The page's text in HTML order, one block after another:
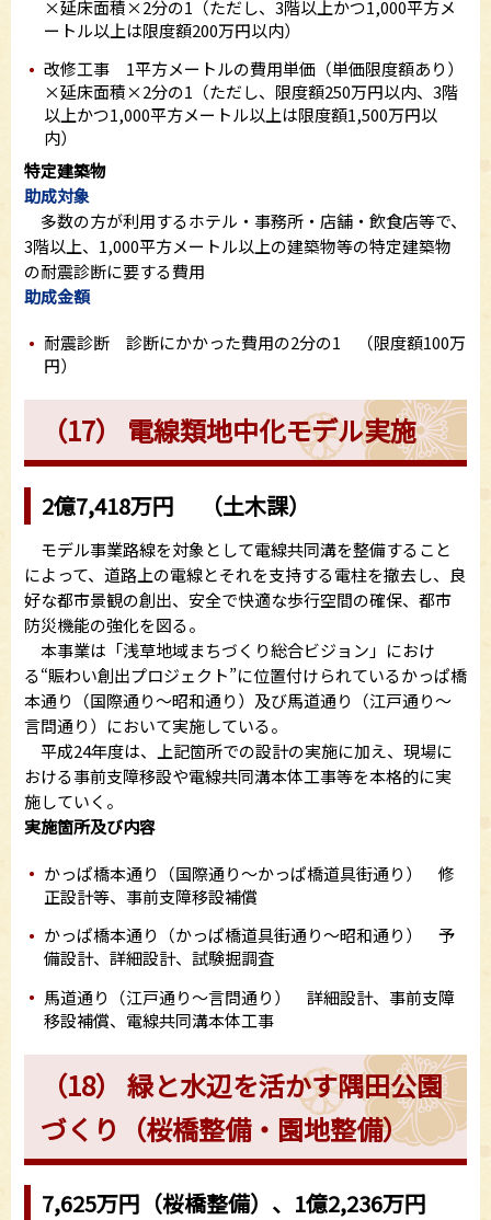
×延床面積×2分の1（ただし、3階以上かつ1,000平方メ
ートル以上は限度額200万円以内）
改修工事 1平方メートルの費用単価（単価限度額あり）
×延床面積×2分の1（ただし、限度額250万円以内、3階
以上かつ1,000平方メートル以上は限度額1,500万円以
内）
特定建築物
助成対象
多数の方が利用するホテル・事務所・店舗・飲食店等で、
3階以上、1,000平方メートル以上の建築物等の特定建築物
の耐震診断に要する費用
助成金額
耐震診断 診断にかかった費用の2分の1 （限度額100万
円）
（17） 電線類地中化モデル実施
2億7,418万円 （土木課）
モデル事業路線を対象として電線共同溝を整備すること
によって、道路上の電線とそれを支持する電柱を撤去し、良
好な都市景観の創出、安全で快適な歩行空間の確保、都市
防災機能の強化を図る。
本事業は「浅草地域まちづくり総合ビジョン」におけ
る“賑わい創出プロジェクト”に位置付けられているかっぱ橋
本通り（国際通り～昭和通り）及び馬道通り（江戸通り～
言問通り）において実施している。
平成24年度は、上記箇所での設計の実施に加え、現場に
おける事前支障移設や電線共同溝本体工事等を本格的に実
施していく。
実施箇所及び内容
かっぱ橋本通り（国際通り～かっぱ橋道具街通り） 修
正設計等、事前支障移設補償
かっぱ橋本通り（かっぱ橋道具街通り～昭和通り） 予
備設計、詳細設計、試験掘調査
馬道通り（江戸通り～言問通り） 詳細設計、事前支障
移設補償、電線共同溝本体工事
（18） 緑と水辺を活かす隅田公園
づくり（桜橋整備・園地整備）
7,625万円（桜橋整備）、1億2,236万円